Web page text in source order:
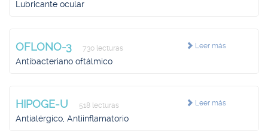
Lubricante ocular
Leer más
OFLONO-3 730 lecturas
Antibacteriano oftálmico
Leer más
HIPOGE-U 518 lecturas
Antialérgico, Antiinflamatorio